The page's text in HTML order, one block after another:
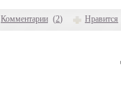
Комментарии (2) Нравится